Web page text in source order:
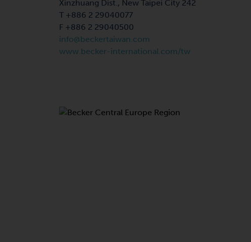
Xinzhuang Dist., New Taipei City 242
T +886 2 29040077
F +886 2 29040500
info@beckertaiwan.com
www.becker-international.com/tw